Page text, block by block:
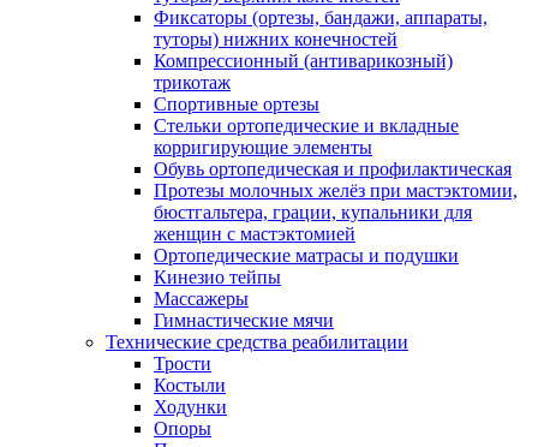
Фиксаторы (ортезы, бандажи, аппараты,
туторы) нижних конечностей
Компрессионный (антиварикозный)
трикотаж
Спортивные ортезы
Стельки ортопедические и вкладные
корригирующие элементы
Обувь ортопедическая и профилактическая
Протезы молочных желёз при мастэктомии,
бюстгальтера, грации, купальники для
женщин с мастэктомией
Ортопедические матрасы и подушки
Кинезио тейпы
Массажеры
Гимнастические мячи
Технические средства реабилитации
Трости
Костыли
Ходунки
Опоры